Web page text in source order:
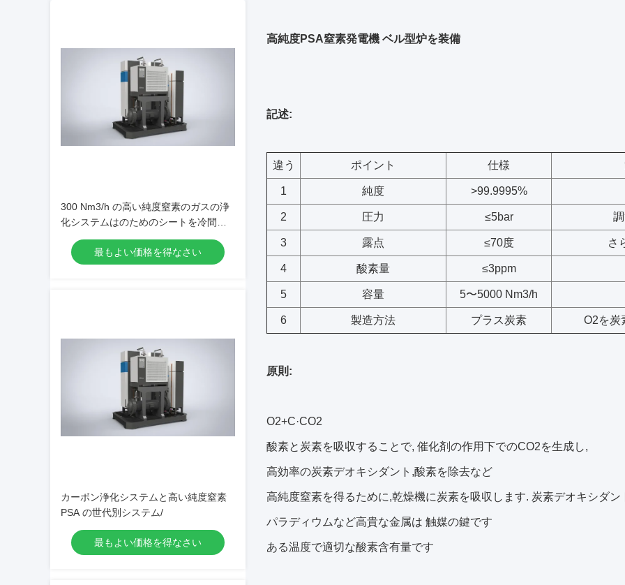
300 Nm3/h の高い純度窒素のガスの浄
化システムはのためのシートを冷間圧
延します
最もよい価格を得なさい
カーボン浄化システムと高い純度窒素
PSA の世代別システム/
最もよい価格を得なさい
高純度PSA窒素発電機 ベル型炉を装備
記述:
違う ポイント 仕様
1 純度 >99.9995%
2 圧力 ≤5bar
3 露点 ≤70度 さ
4 酸素量 ≤3ppm
5 容量 5〜5000 Nm3/h
6 製造方法 プラス炭素 O2を炭
原則:
O2+C·CO2
酸素と炭素を吸収することで, 催化剤の作用下でのCO2を生成し,
高効率の炭素デオキシダント,酸素を除去など
高純度窒素を得るために,乾燥機に炭素を吸収します. 炭素デオキシダン
パラディウムなど高貴な金属は 触媒の鍵です
ある温度で適切な酸素含有量です